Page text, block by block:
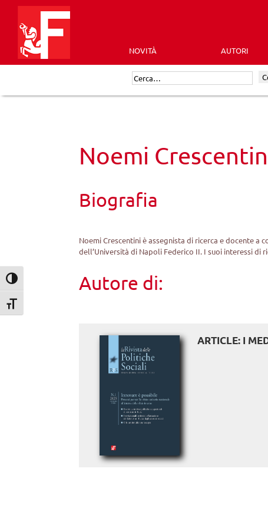
Attiva/disattiva alto contrasto
Attiva/disattiva dimensione testo
content
Futura
Editrice
NOVITÀ AUTORI
Cerca:
Noemi
Biografia
Noemi Crescentini è assegnista di ricerca e docente
dell’Università di Napoli Federico II. I suoi interessi
Autore di:
ARTICLE: I